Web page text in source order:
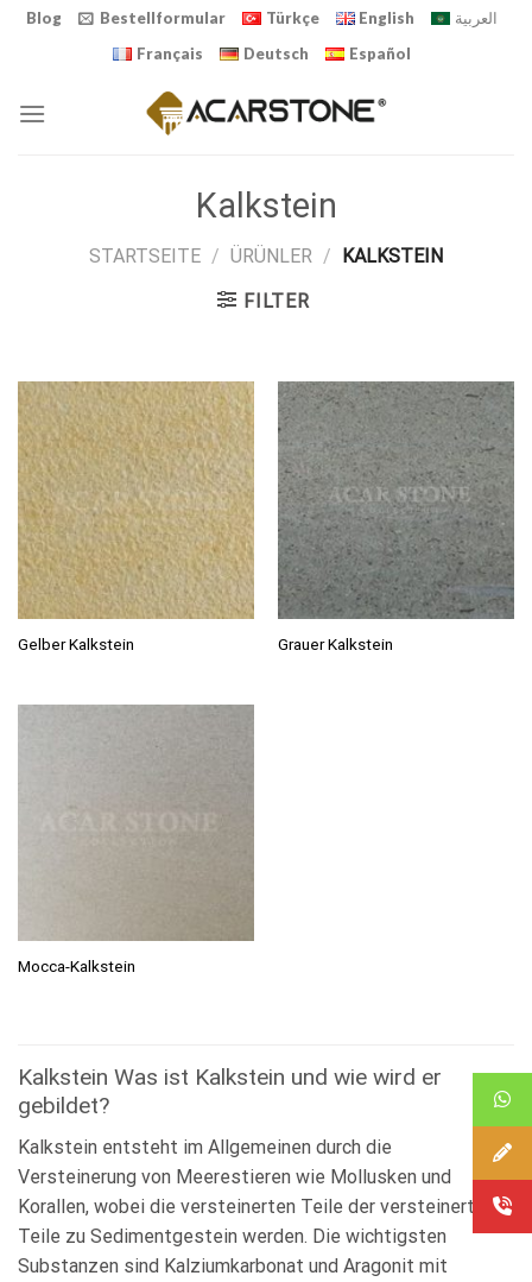
SkipBlog Bestellformular Türkçe English
العربية
Français
Deutsch Español
Kalkstein
STARTSEITE / ÜRÜNLER /
KALKSTEIN
FILTER
Gelber Kalkstein Grauer Kalkstein
Mocca-Kalkstein
Kalkstein Was ist Kalkstein und wie wird er
gebildet?
Kalkstein entsteht im Allgemeinen durch die
Versteinerung von Meerestieren wie Mollusken und
Korallen, wobei die versteinerten Teile der versteinerten
Teile zu Sedimentgestein werden. Die wichtigsten
Substanzen sind Kalziumkarbonat und Aragonit mit